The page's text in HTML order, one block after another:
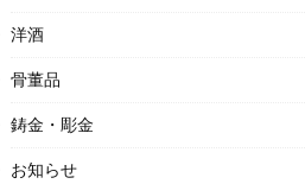
洋酒
骨董品
鋳金・彫金
お知らせ